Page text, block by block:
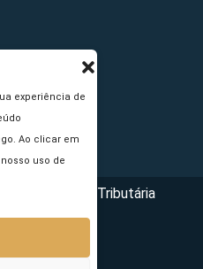
experiência de
Ao clicar em
uso de
da Reforma Tributária